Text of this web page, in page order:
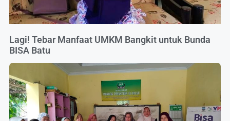
Lagi! Tebar Manfaat UMKM Bangkit untuk Bunda
BISA Batu